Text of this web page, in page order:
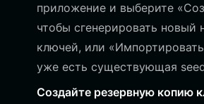
приложение и выберите
чтобы сгенерировать новый
ключей, или
уже есть существующая
Создайте резервную копию